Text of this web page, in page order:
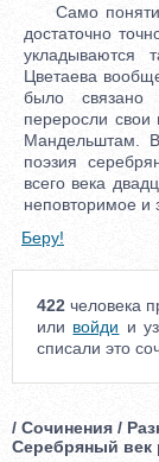
Само
достаточно
укладываются
Цветаева
было
переросли
Мандельштам.
поэзия
всего века
неповторимое и
Беру!
422 человека
или войди и
списали это
/ Сочинения /
Серебряный век